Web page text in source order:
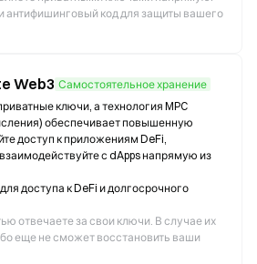
антифишинговый код для защиты вашего
Web3 Самостоятельное хранение
ключи, а технология MPC
обеспечивает повышенную
доступ к приложениям DeFi,
с dApps напрямую из
доступа к DeFi и долгосрочного
отвечаете за свои ключи. В случае их
еще не сможет восстановить ваши